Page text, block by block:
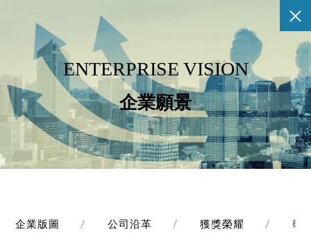
ENTERPRISE VISION
企業願景
企業版圖 公司沿革 獲獎榮耀 研